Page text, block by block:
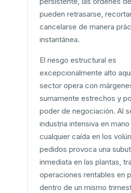
pueden retrasarse,
cancelarse de manera
instantánea.
El riesgo estructural es
excepcionalmente alto
sector opera con
sumamente estrechos y
poder de negociación. Al
industria intensiva en mano
cualquier caída en los
pedidos provoca una
inmediata en las plantas,
operaciones rentables en
dentro de un mismo